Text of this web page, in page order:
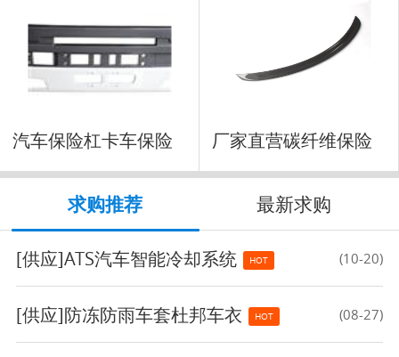
汽车保险杠卡车保险
杠前
厂家直营碳纤维保险
杠
求购推荐 最新求购
[供应]ATS汽车智能冷却系统 HOT (10-20)
[供应]防冻防雨车套杜邦车衣 HOT (08-27)